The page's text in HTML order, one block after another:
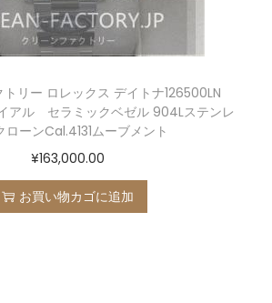
トリー ロレックス デイトナ126500LN
アル セラミックベゼル 904Lステンレ
ーンCal.4131ムーブメント
¥163,000.00
お買い物カゴに追加